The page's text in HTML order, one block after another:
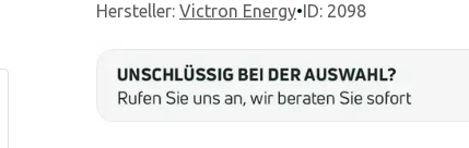
Hersteller: Victron Energy•ID: 2098